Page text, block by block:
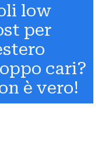
low
per
cari?
è vero!